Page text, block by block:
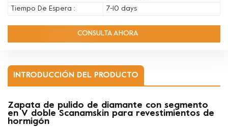
Tiempo De Espera :
7-10 days
CONSULTA AHORA
INTRODUCCIÓN DEL PRODUCTO
Zapata de pulido de diamante con segmento
en V doble Scanamskin para revestimientos de
hormigón